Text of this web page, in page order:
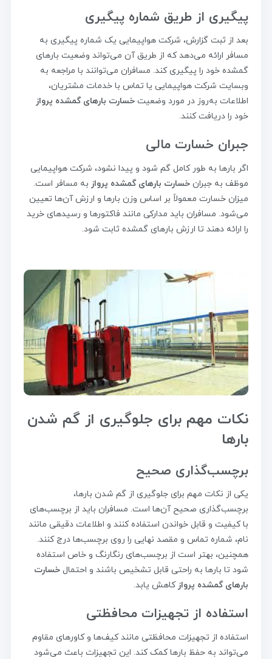
پیگیری از طریق شماره پیگیری
بعد از ثبت گزارش، شرکت هواپیمایی یک شماره پیگیری به
مسافر ارائه می‌دهد که از طریق آن می‌تواند وضعیت بارهای
گمشده خود را پیگیری کند. مسافران می‌توانند با مراجعه به
وبسایت شرکت هواپیمایی یا تماس با خدمات مشتریان،
اطلاعات به‌روز در مورد وضعیت خسارت بارهای گمشده پرواز
خود را دریافت کنند.
جبران خسارت مالی
اگر بارها به طور کامل گم شود و پیدا نشود، شرکت هواپیمایی
موظف به جبران خسارت بارهای گمشده پرواز به مسافر است.
میزان خسارت معمولاً بر اساس وزن بارها و ارزش آن‌ها تعیین
می‌شود. مسافران باید مدارکی مانند فاکتورها و رسیدهای خرید
را ارائه دهند تا ارزش بارهای گمشده ثابت شود.
نکات مهم برای جلوگیری از گم شدن
بارها
برچسب‌گذاری صحیح
یکی از نکات مهم برای جلوگیری از گم شدن بارها،
برچسب‌گذاری صحیح آن‌ها است. مسافران باید از برچسب‌های
با کیفیت و قابل خواندن استفاده کنند و اطلاعات دقیقی مانند
نام، شماره تماس و مقصد نهایی را روی برچسب‌ها درج کنند.
همچنین، بهتر است از برچسب‌های رنگارنگ و خاص استفاده
شود تا بارها به راحتی قابل تشخیص باشند و احتمال خسارت
بارهای گمشده پرواز کاهش یابد.
استفاده از تجهیزات محافظتی
استفاده از تجهیزات محافظتی مانند کیف‌ها و کاورهای مقاوم
می‌تواند به حفظ بارها کمک کند. این تجهیزات باعث می‌شود